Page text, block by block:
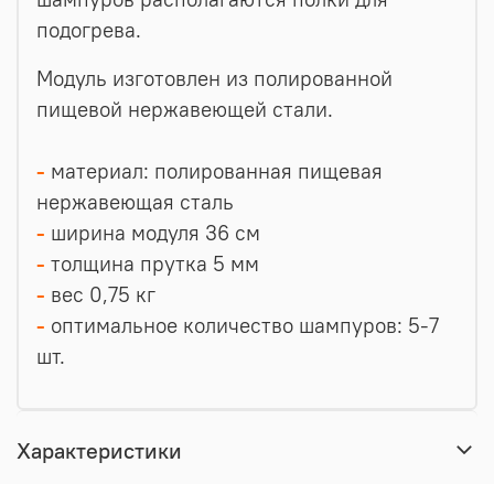
подогрева.
Модуль изготовлен из полированной
пищевой нержавеющей стали.
- материал: полированная пищевая
нержавеющая сталь
- ширина модуля 36 см
- толщина прутка 5 мм
- вес 0,75 кг
- оптимальное количество шампуров: 5-7
шт.
Характеристики